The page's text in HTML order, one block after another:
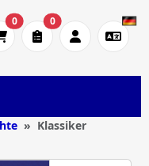
0 0
Klassiker